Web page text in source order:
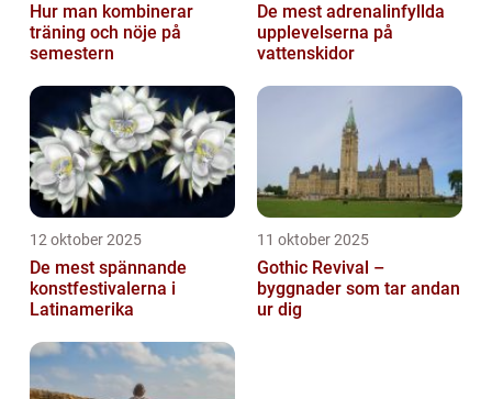
Hur man kombinerar
träning och nöje på
semestern
De mest adrenalinfyllda
upplevelserna på
vattenskidor
12 oktober 2025
De mest spännande
konstfestivalerna i
Latinamerika
11 oktober 2025
Gothic Revival –
byggnader som tar andan
ur dig